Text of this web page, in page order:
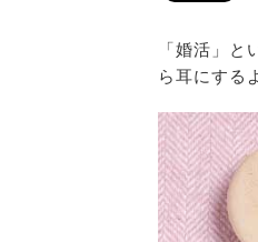
「婚活」
ら耳にする